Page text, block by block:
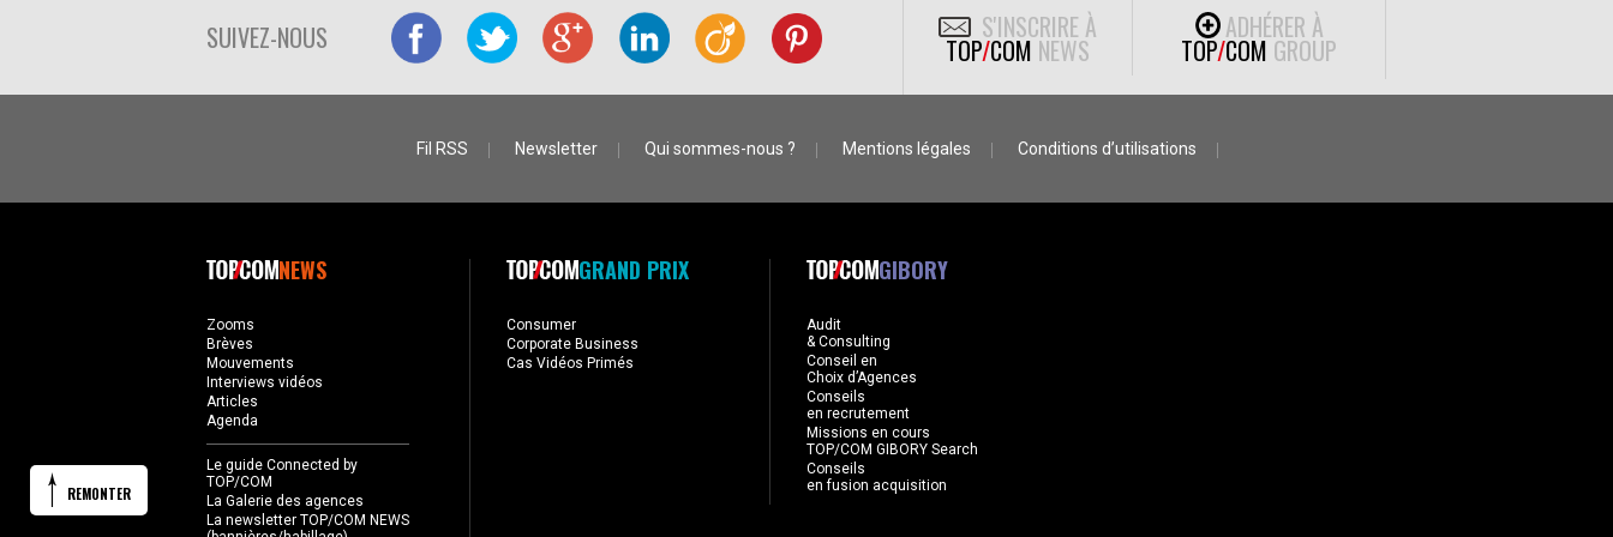
SUIVEZ-NOUS S'INSCRIRE À
TOP/COM NEWS
ADHÉRER À
TOP/COM GROUP
Fil RSS Newsletter Qui sommes-nous ? Mentions légales Conditions d’utilisations
NEWS
Zooms
Brèves
Mouvements
Interviews vidéos
Articles
Agenda
Le guide Connected by
TOP/COM
La Galerie des agences
La newsletter TOP/COM NEWS
GRAND PRIX
Consumer
Corporate Business
Cas Vidéos Primés
GIBORY
Audit
& Consulting
Conseil en
Choix d’Agences
Conseils
en recrutement
Missions en cours
TOP/COM GIBORY Search
Conseils
en fusion acquisition
REMONTER